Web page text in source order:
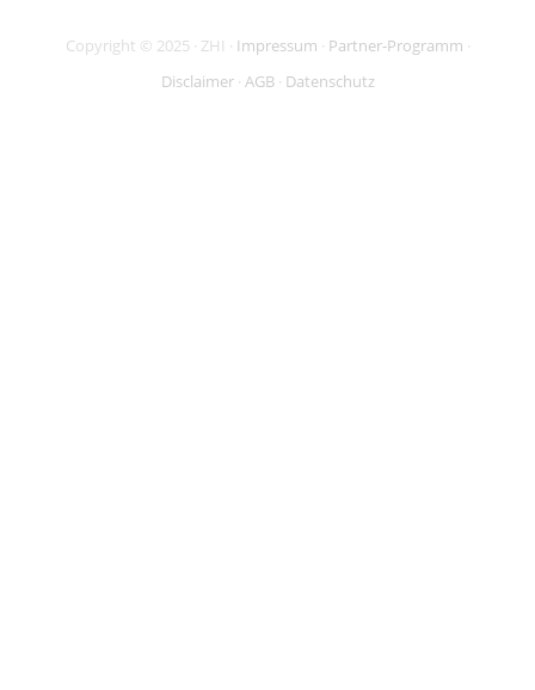
Copyright © 2025 · ZHI · Impressum · Partner-Programm ·
Disclaimer· AGB· Datenschutz